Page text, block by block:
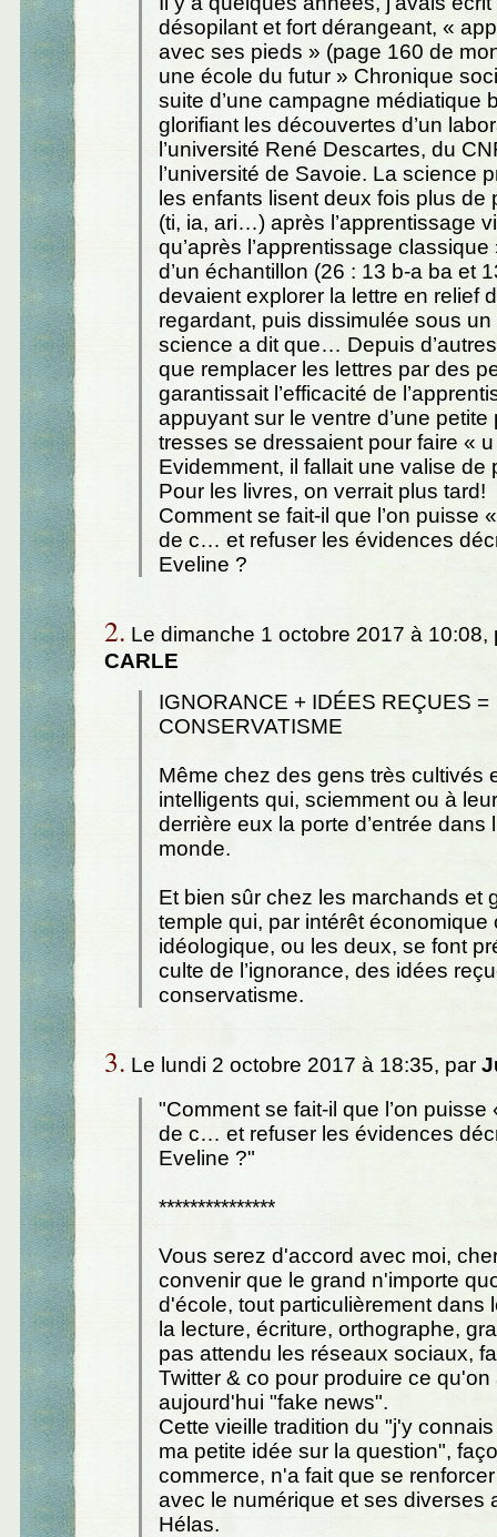
désopilant et fort dérangeant, «
avec ses pieds » (page 160 de
une école du futur » Chronique
suite d’une campagne médiatique
glorifiant les découvertes d’un
l’université René Descartes, du
l’université de Savoie. La science
les enfants lisent deux fois plus de
(ti, ia, ari…) après l’apprentissage
qu’après l’apprentissage
d’un échantillon (26 : 13 b-a ba et
devaient explorer la lettre en relief
regardant, puis dissimulée sous
science a dit que… Depuis
que remplacer les lettres par des
garantissait l’efficacité de
appuyant sur le ventre d’une
tresses se dressaient pour faire «
Evidemment, il fallait une valise
Pour les livres, on verrait plus tard!
Comment se fait-il que l’on puisse
de c… et refuser les évidences
Eveline ?
2. Le dimanche 1 octobre 2017 à 10:08,
CARLE
IGNORANCE + IDÉES REÇUES =
CONSERVATISME
Même chez des gens très cultivés
intelligents qui, sciemment ou à
derrière eux la porte d’entrée dans
monde.
Et bien sûr chez les marchands et
temple qui, par intérêt économique
idéologique, ou les deux, se font
culte de l’ignorance, des idées
conservatisme.
3. Le lundi 2 octobre 2017 à 18:35, par
"Comment se fait-il que l’on puisse
de c… et refuser les évidences
Eveline ?"
***************
Vous serez d'accord avec moi,
convenir que le grand n'importe
d'école, tout particulièrement dans
la lecture, écriture, orthographe,
pas attendu les réseaux sociaux,
Twitter & co pour produire ce qu'on
aujourd'hui "fake news".
Cette vieille tradition du "j'y
ma petite idée sur la question",
commerce, n'a fait que se
avec le numérique et ses diverses
Hélas.